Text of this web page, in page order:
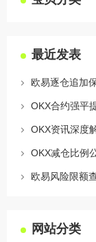
最近发表
欧易逐仓追加
OKX资讯深度
网站分类